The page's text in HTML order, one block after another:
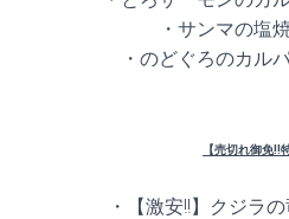
・サンマの塩
・のどぐろのカ
【売切れ御免!!
・【激安!!】クジラ